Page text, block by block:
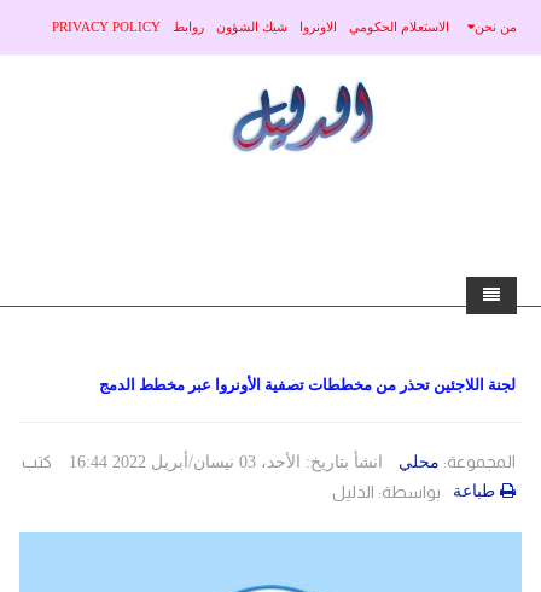
من نحن الاستعلام الحكومي الاونروا شيك الشؤون روابط PRIVACY POLICY
لجنة اللاجئين تحذر من مخططات تصفية الأونروا عبر مخطط الدمج
المجموعة: محلي انشأ بتاريخ: الأحد، 03 نيسان/أبريل 2022 16:44
كتب
بواسطة: الدليل طباعة
محلي
عربي
منوعات
صحة